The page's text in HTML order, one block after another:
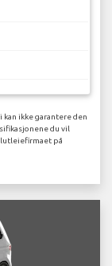
ikke garantere den
du vil
på